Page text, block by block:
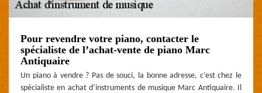
Pour revendre votre piano, contacter le
spécialiste de l’achat-vente de piano Marc
Antiquaire
Un piano à vendre ? Pas de souci, la bonne adresse, c’est chez le
spécialiste en achat d’instruments de musique Marc Antiquaire. Il